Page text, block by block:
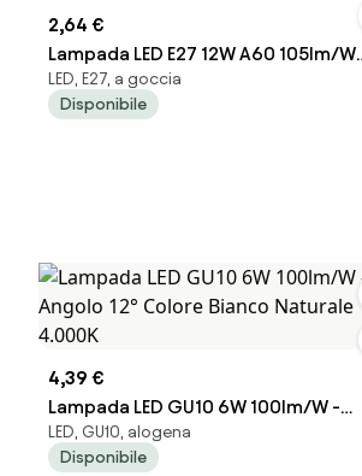
2,64 €
Lampada LED E27 12W A60 105lm/W
Colore Bianco Caldo 2.700K
LED, E27, a goccia
Disponibile
4,39 €
Lampada LED GU10 6W 100lm/W -
Angolo 12° Colore Bianco Naturale
4.000K
LED, GU10, alogena
Disponibile